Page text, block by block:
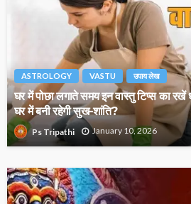
ASTROLOGY VASTU उपाय लेख
घर में पोछा लगाते समय इन वास्तु टिप्स का रखें
घर में बनी रहेगी सुख-शांति?
Ps Tripathi January 10, 2026